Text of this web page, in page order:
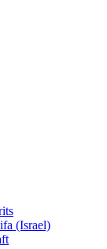
(Israel)